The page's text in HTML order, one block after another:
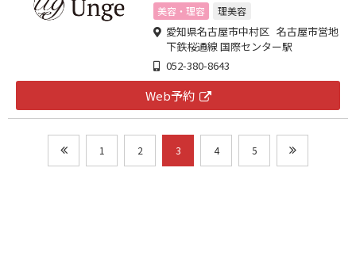
ロン
美容・理容 理美容
愛知県名古屋市中村区 名古屋市営地
下鉄桜通線 国際センター駅
052-380-8643
Web予約
1 2 3 4 5